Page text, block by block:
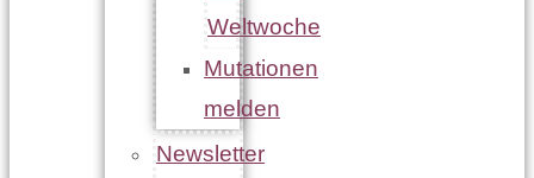
Weltwoche
Mutationen
melden
Newsletter